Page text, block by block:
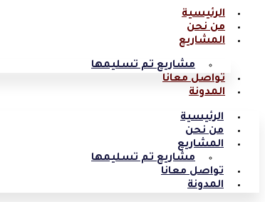
الرئيسية
من نحن
المشاريع
مشاريع تم تسليمها
تواصل معانا
المدونة
الرئيسية
من نحن
المشاريع
مشاريع تم تسليمها
تواصل معانا
المدونة